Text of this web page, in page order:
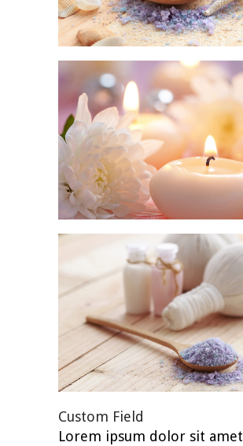
Custom Field
Lorem ipsum dolor sit amet